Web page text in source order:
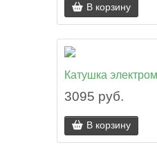
В корзину
Катушка
3095 руб.
В корзину